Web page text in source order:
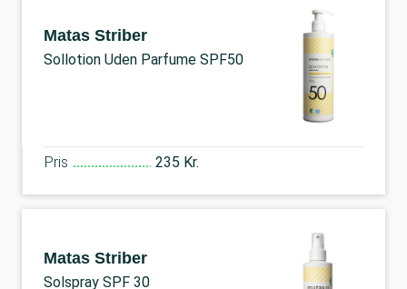
Matas Striber
Sollotion Uden Parfume SPF50
Pris 235 Kr.
Matas Striber
Solspray SPF 30